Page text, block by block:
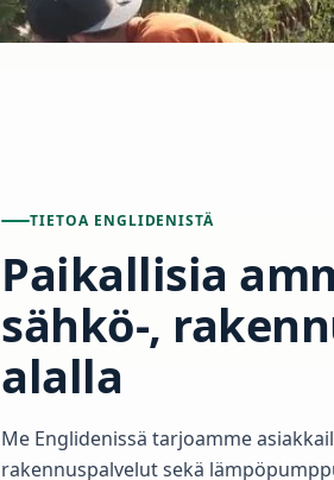
TIETOA ENGLIDENISTÄ
Paikallisia
sähkö-,
alalla
Me Englidenissä tarjoamme
rakennuspalvelut sekä